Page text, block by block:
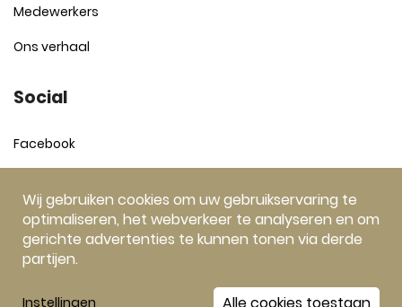
Wij gebruiken cookies om uw gebruikservaring te
optimaliseren, het webverkeer te analyseren en om
gerichte advertenties te kunnen tonen via derde
partijen.
Instellingen
Medewerkers
Ons verhaal
Social
Facebook
KvK 17173066. BTW NL 8139 27 651 B01